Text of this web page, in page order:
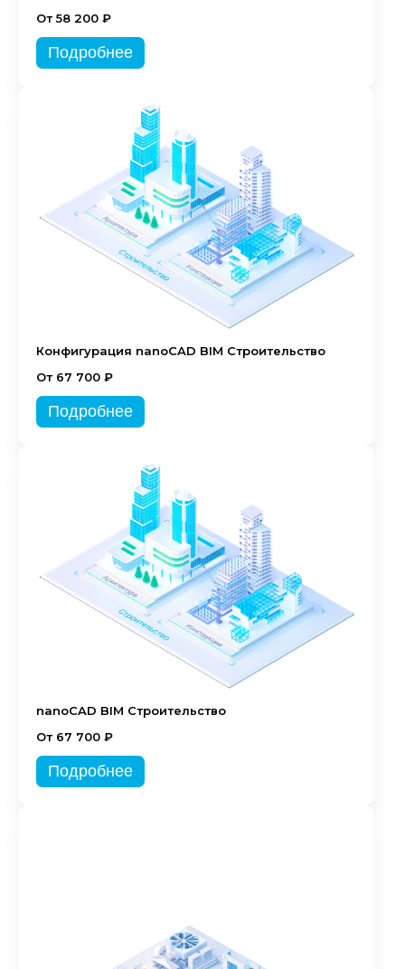
От 58 200 ₽
Подробнее
Конфигурация nanoCAD BIM Строительство
От 67 700 ₽
Подробнее
nanoCAD BIM Строительство
От 67 700 ₽
Подробнее